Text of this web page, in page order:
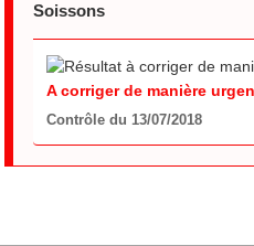
Soissons
A corriger de manière
Contrôle du 13/07/2018